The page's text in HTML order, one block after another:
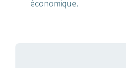
économique.